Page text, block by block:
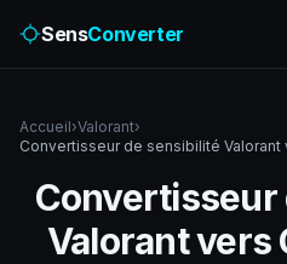
SensConverter
Accueil›Valorant›
Convertisseur de sensibilité Valorant
Valorant vers